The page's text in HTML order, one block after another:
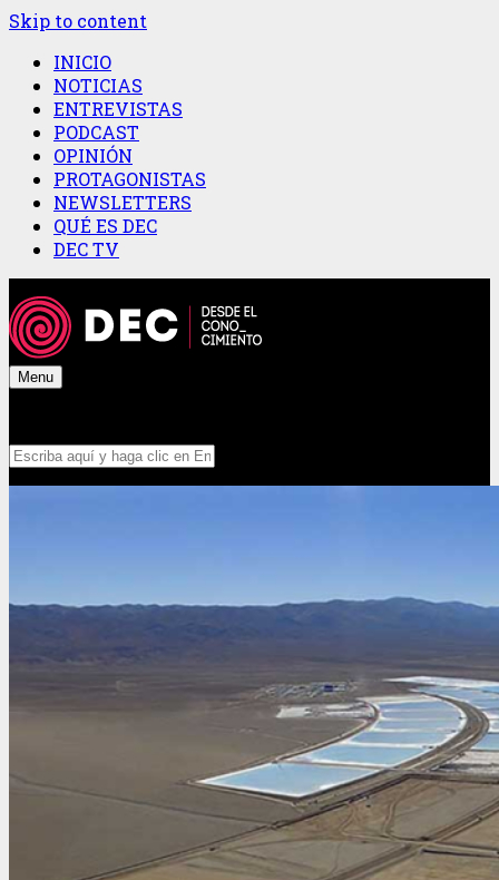
Skip to content
INICIO
NOTICIAS
ENTREVISTAS
PODCAST
OPINIÓN
PROTAGONISTAS
NEWSLETTERS
QUÉ ES DEC
DEC TV
Menu